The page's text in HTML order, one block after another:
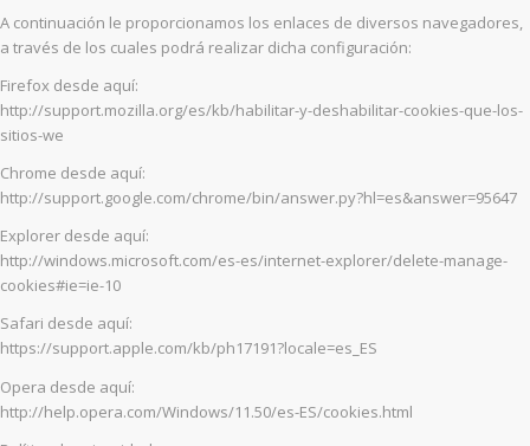
A continuación le proporcionamos los enlaces de diversos navegadores,
a través de los cuales podrá realizar dicha configuración:
Firefox desde aquí:
http://support.mozilla.org/es/kb/habilitar-y-deshabilitar-cookies-que-los-
sitios-we
Chrome desde aquí:
http://support.google.com/chrome/bin/answer.py?hl=es&answer=95647
Explorer desde aquí:
http://windows.microsoft.com/es-es/internet-explorer/delete-manage-
cookies#ie=ie-10
Safari desde aquí:
https://support.apple.com/kb/ph17191?locale=es_ES
Opera desde aquí:
http://help.opera.com/Windows/11.50/es-ES/cookies.html